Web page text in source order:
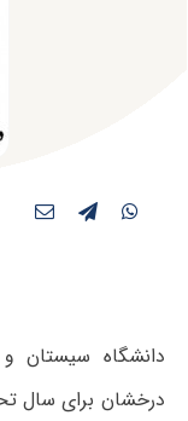
دانشگاه سیستان
درخشان برای سال‌